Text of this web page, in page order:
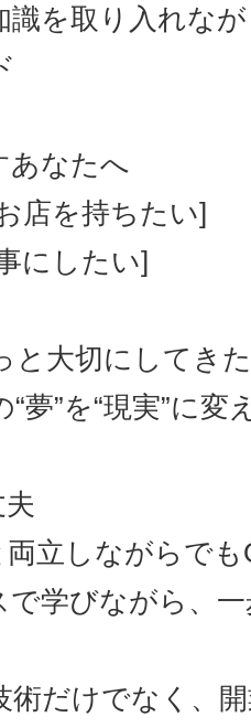
を取り入れな
あなたへ
店を持ちたい]
事にしたい]
と大切にしてき
夢”を“現実”に変
両立しながらでも
で学びながら、
術だけでなく、